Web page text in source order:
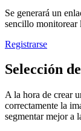
Se generará un
sencillo monitorear
Registrarse
Selección
A la hora de crear
correctamente la
segmentar mejor a